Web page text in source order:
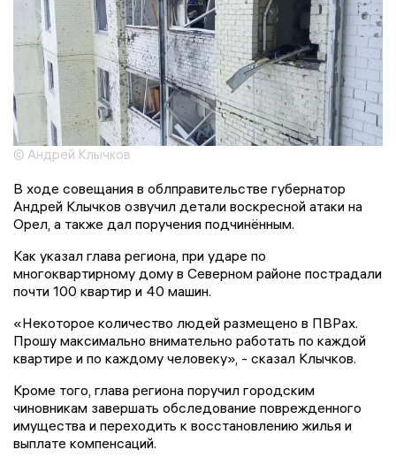
© Андрей Клычков
В ходе совещания в облправительстве губернатор
Андрей Клычков озвучил детали воскресной атаки на
Орел, а также дал поручения подчинённым.
Как указал глава региона, при ударе по
многоквартирному дому в Северном районе пострадали
почти 100 квартир и 40 машин.
«Некоторое количество людей размещено в ПВРах.
Прошу максимально внимательно работать по каждой
квартире и по каждому человеку», - сказал Клычков.
Кроме того, глава региона поручил городским
чиновникам завершать обследование поврежденного
имущества и переходить к восстановлению жилья и
выплате компенсаций.